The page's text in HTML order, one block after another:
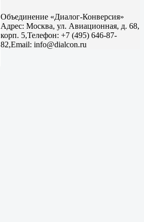
Объединение «Диалог-Конверсия»
Адрес: Москва, ул. Авиационная, д. 68,
корп. 5,Телефон: +7 (495) 646-87-
82,Email: info@dialcon.ru